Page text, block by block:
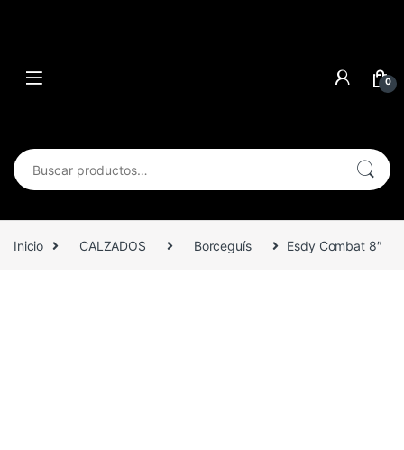
0
Buscar por:
Inicio CALZADOS Borceguís Esdy Combat 8″